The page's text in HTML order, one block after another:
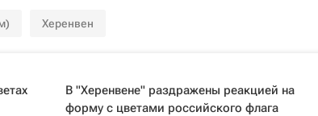
Херенвен
В "Херенвене" раздражены реакцией на
форму с цветами российского флага